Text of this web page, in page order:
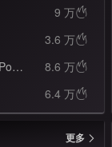
9 万
3.6 万
张靓颖-英文版我的梦，超好听DreamItPossible铃声下载 8.6 万
6.4 万
更多